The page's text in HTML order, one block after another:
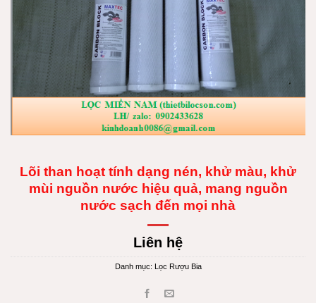
Lõi than hoạt tính dạng nén, khử màu, khử
mùi nguồn nước hiệu quả, mang nguồn
nước sạch đến mọi nhà
Liên hệ
Danh mục: Lọc Rượu Bia